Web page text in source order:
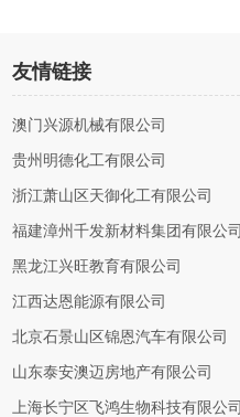
友情链接
澳门兴源机械有限公司
贵州明德化工有限公司
浙江萧山区天御化工有限公司
福建漳州千发新材料集团有限公司
黑龙江兴旺教育有限公司
江西达恩能源有限公司
北京石景山区锦恩汽车有限公司
山东泰安澳迈房地产有限公司
上海长宁区飞鸿生物科技有限公司